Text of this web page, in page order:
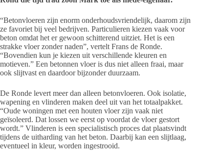
“Betonvloeren zijn enorm onderhoudsvriendelijk, daarom zijn
ze favoriet bij veel bedrijven. Particulieren kiezen vaak voor
beton omdat het er gewoon schitterend uitziet. Het is een
strakke vloer zonder naden”, vertelt Frans de Ronde.
“Bovendien kun je kiezen uit verschillende kleuren en
motieven.” Een betonnen vloer is dus niet alleen fraai, maar
ook slijtvast en daardoor bijzonder duurzaam.
De Ronde levert meer dan alleen betonvloeren. Ook isolatie,
wapening en vlinderen maken deel uit van het totaalpakket.
“Oude woningen met een houten vloer zijn vaak niet
geïsoleerd. Dat lossen we eerst op voordat de vloer gestort
wordt.” Vlinderen is een specialistisch proces dat plaatsvindt
tijdens de uitharding van het beton. Daarbij kan een slijtlaag,
eventueel in kleur, worden ingestrooid.